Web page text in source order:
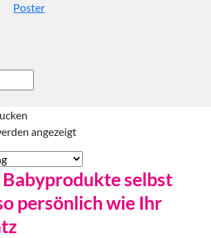
Poster
angezeigt
selbst
persönlich wie Ihr